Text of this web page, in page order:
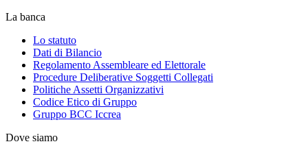
La banca
Lo statuto
Dati di Bilancio
Regolamento Assembleare ed Elettorale
Procedure Deliberative Soggetti Collegati
Politiche Assetti Organizzativi
Codice Etico di Gruppo
Gruppo BCC Iccrea
Dove siamo